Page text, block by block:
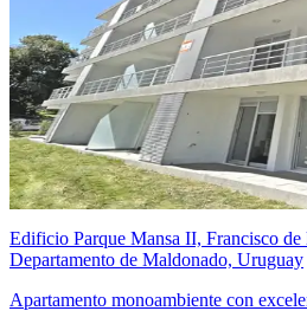
Edificio Parque Mansa II, Francisco de
Departamento de Maldonado, Uruguay
Apartamento monoambiente con